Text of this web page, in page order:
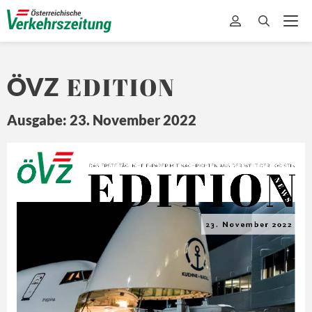
ÖVZ EDITION
Ausgabe: 23. November 2022
Z
Ö EDITION
DA S ERSTE TÄGLICHE E-PAPER MIT NACHRICHTEN A US DER WELT DER LOGISTIK
N E
W S
23. November 2022